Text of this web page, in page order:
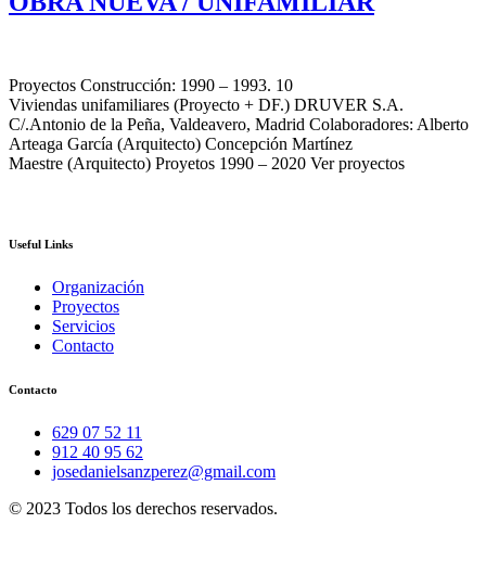
Proyectos Construcción: 1990 – 1993. 10
Viviendas unifamiliares (Proyecto + DF.) DRUVER S.A.
C/.Antonio de la Peña, Valdeavero, Madrid Colaboradores: Alberto
Arteaga García (Arquitecto) Concepción Martínez
Maestre (Arquitecto) Proyetos 1990 – 2020 Ver proyectos
Useful Links
Organización
Proyectos
Servicios
Contacto
Contacto
629 07 52 11
912 40 95 62
josedanielsanzperez@gmail.com
© 2023 Todos los derechos reservados.